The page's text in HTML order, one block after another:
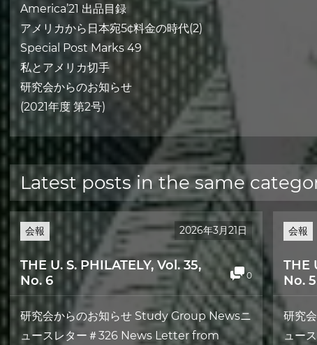
America’21 出品目録
アメリカから日本宛5¢料金の時代(2)
Special Post Marks 49
私とアメリカ切手
研究会からのお知らせ
(2021年度 第2号)
Latest posts in the same
会報 2026年3月21日
THE U. S. PHILATELY, Vol. 35,
No. 6
0
研究会からのお知らせ Study Group Newsニ
ュースレター＃326 News Letter from
会報
THE
No. 5
研究
ュー